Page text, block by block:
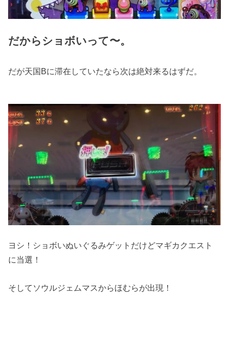
だからショボいって〜。
だが天国Bに滞在していたなら次は絶対来るはずだ。
ヨシ！ショボいぬいぐるみゲットだけどマギカクエスト
に当選！
そしてソウルジェムマスからほむらが出現！